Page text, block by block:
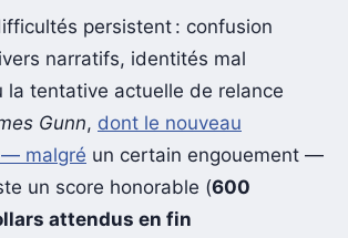
persistent : confusion
narratifs, identités mal
la tentative actuelle de relance
Gunn, dont le nouveau
— malgré un certain engouement —
un score honorable (600
attendus en fin